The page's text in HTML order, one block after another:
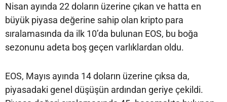
Nisan ayında 22 doların üzerine çıkan ve hatta en
büyük piyasa değerine sahip olan kripto para
sıralamasında da ilk 10’da bulunan EOS, bu boğa
sezonunu adeta boş geçen varlıklardan oldu.
EOS, Mayıs ayında 14 doların üzerine çıksa da,
piyasadaki genel düşüşün ardından geriye çekildi.